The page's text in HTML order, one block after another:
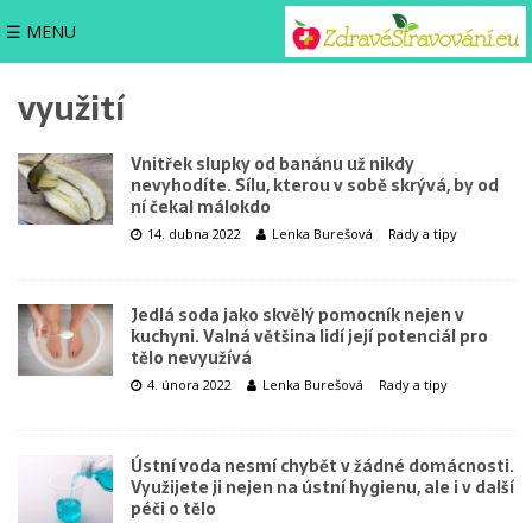
☰ MENU
využití
Vnitřek slupky od banánu už nikdy
nevyhodíte. Sílu, kterou v sobě skrývá, by od
ní čekal málokdo
14. dubna 2022 Lenka Burešová Rady a tipy
Jedlá soda jako skvělý pomocník nejen v
kuchyni. Valná většina lidí její potenciál pro
tělo nevyužívá
4. února 2022 Lenka Burešová Rady a tipy
Ústní voda nesmí chybět v žádné domácnosti.
Využijete ji nejen na ústní hygienu, ale i v další
péči o tělo